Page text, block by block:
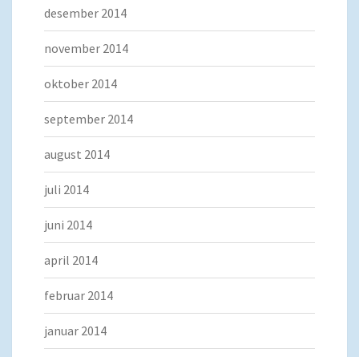
desember 2014
november 2014
oktober 2014
september 2014
august 2014
juli 2014
juni 2014
april 2014
februar 2014
januar 2014